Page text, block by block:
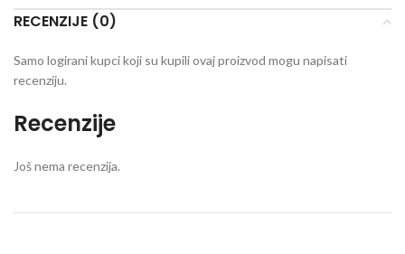
RECENZIJE (0)
Recenzije
Još nema recenzija.
Samo logirani kupci koji su kupili ovaj proizvod mogu napisati
recenziju.